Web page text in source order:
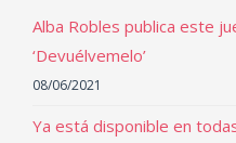
Alba Robles publica este
‘Devuélvemelo’
08/06/2021
Ya está disponible en